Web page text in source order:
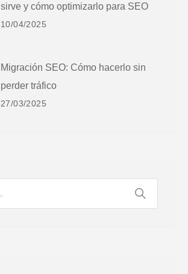
sirve y cómo optimizarlo para SEO
10/04/2025
Migración SEO: Cómo hacerlo sin
perder tráfico
27/03/2025